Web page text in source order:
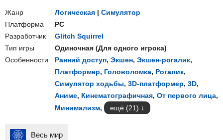
Жанр Логическая | Симулятор
Платформа
PC
Разработчик
Glitch Squirrel
Тип игры
Одиночная (Для одного игрока)
Особенности
Ранний доступ, Экшен, Экшен-рогалик,
Платформер, Головоломка, Рогалик,
Симулятор ходьбы, 3D-платформер, 3D,
Аниме, Кинематографичная, От первого лица,
Минимализм, ещё (21)
Весь мир